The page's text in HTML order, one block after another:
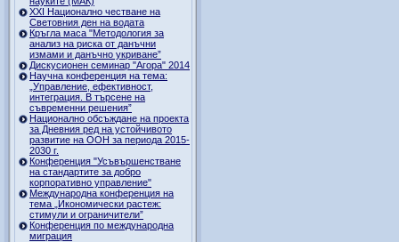
XXI Национално честване на
Световния ден на водата
Кръгла маса "Методология за
анализ на риска от данъчни
измами и данъчно укриване”
Дискусионен семинар "Агора" 2014
Научна конференция на тема:
„Управление, ефективност,
интеграция. В търсене на
съвременни решения”
Национално обсъждане на проекта
за Дневния ред на устойчивото
развитие на ООН за периода 2015-
2030 г.
Конференция "Усъвършенстване
на стандартите за добро
корпоративно управление"
Международна конференция на
тема „Икономически растеж:
стимули и ограничители”
Конференция по международна
миграция